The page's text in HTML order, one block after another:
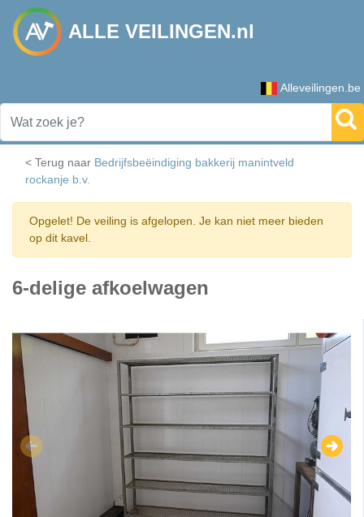
ALLE VEILINGEN.nl
Alleveilingen.be
< Terug naar Bedrijfsbeëindiging bakkerij manintveld
rockanje b.v.
Opgelet! De veiling is afgelopen. Je kan niet meer bieden
op dit kavel.
6-delige afkoelwagen